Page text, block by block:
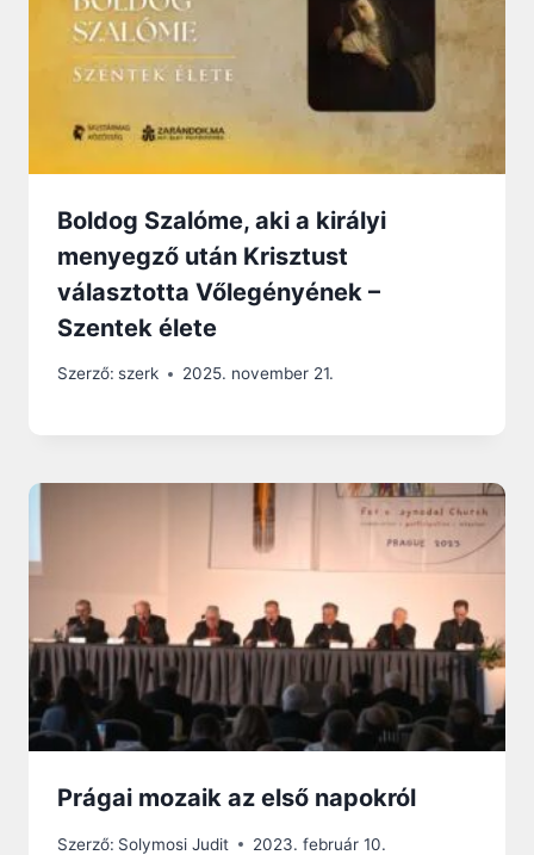
Boldog Szalóme, aki a királyi
menyegző után Krisztust
választotta Vőlegényének –
Szentek élete
Szerző: szerk 2025. november 21.
Prágai mozaik az első napokról
Szerző: Solymosi Judit 2023. február 10.